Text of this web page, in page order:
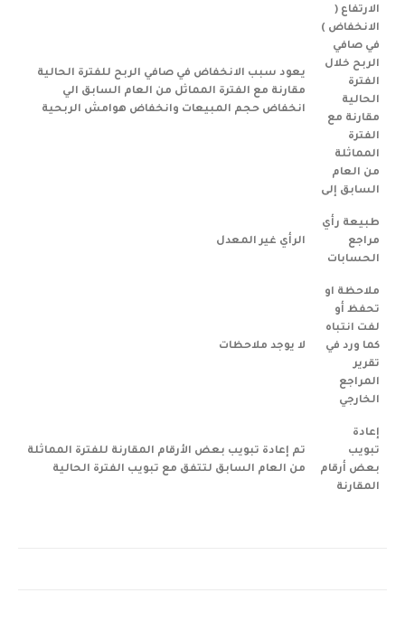
الارتفاع (
الانخفاض )
في صافي
الربح خلال
الفترة
الحالية
مقارنة مع
الفترة
المماثلة
من العام
السابق إلى
يعود سبب الانخفاض في صافي الربح للفترة الحالية
مقارنة مع الفترة المماثل من العام السابق الي
انخفاض حجم المبيعات وانخفاض هوامش الربحية
طبيعة رأي
مراجع
الحسابات
الرأي غير المعدل
ملاحظة او
تحفظ أو
لفت انتباه
كما ورد في
تقرير
المراجع
الخارجي
لا يوجد ملاحظات
إعادة
تبويب
بعض أرقام
المقارنة
تم إعادة تبويب بعض الأرقام المقارنة للفترة المماثلة
من العام السابق لتتفق مع تبويب الفترة الحالية